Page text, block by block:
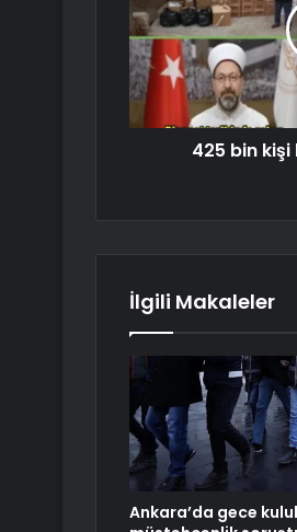
425 bin
İlgili Makaleler
Ankara’da gece